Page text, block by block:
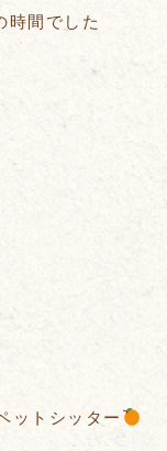
時間でした
ットシッター